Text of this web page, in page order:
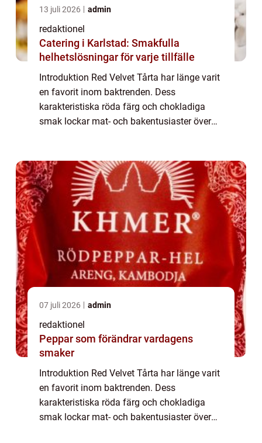
13 juli 2026 admin
redaktionel
Catering i Karlstad: Smakfulla
helhetslösningar för varje tillfälle
Introduktion Red Velvet Tårta har länge varit
en favorit inom baktrenden. Dess
karakteristiska röda färg och chokladiga
smak lockar mat- och bakentusiaster över
presentation a...
07 juli 2026 admin
redaktionel
Peppar som förändrar vardagens
smaker
Introduktion Red Velvet Tårta har länge varit
en favorit inom baktrenden. Dess
karakteristiska röda färg och chokladiga
smak lockar mat- och bakentusiaster över